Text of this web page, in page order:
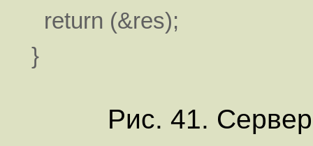
return (&res);
}
Рис. 41.